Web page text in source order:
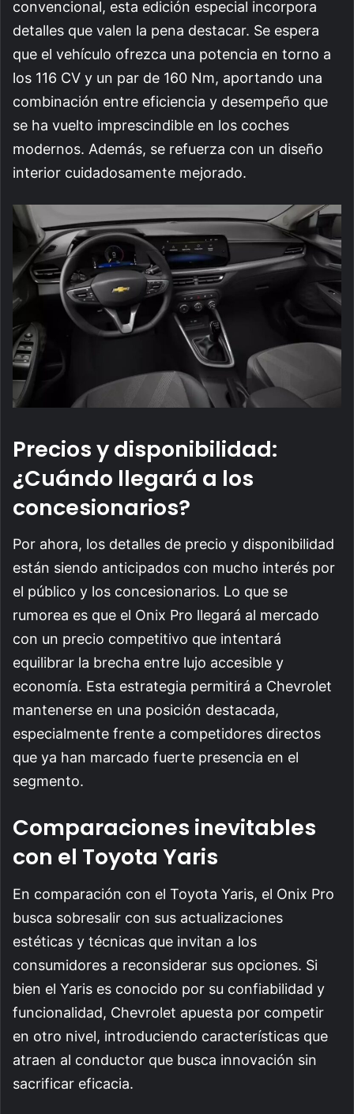
convencional, esta edición especial incorpora
detalles que valen la pena destacar. Se espera
que el vehículo ofrezca una potencia en torno a
los 116 CV y un par de 160 Nm, aportando una
combinación entre eficiencia y desempeño que
se ha vuelto imprescindible en los coches
modernos. Además, se refuerza con un diseño
interior cuidadosamente mejorado.
Precios y disponibilidad:
¿Cuándo llegará a los
concesionarios?
Por ahora, los detalles de precio y disponibilidad
están siendo anticipados con mucho interés por
el público y los concesionarios. Lo que se
rumorea es que el Onix Pro llegará al mercado
con un precio competitivo que intentará
equilibrar la brecha entre lujo accesible y
economía. Esta estrategia permitirá a Chevrolet
mantenerse en una posición destacada,
especialmente frente a competidores directos
que ya han marcado fuerte presencia en el
segmento.
Comparaciones inevitables
con el Toyota Yaris
En comparación con el Toyota Yaris, el Onix Pro
busca sobresalir con sus actualizaciones
estéticas y técnicas que invitan a los
consumidores a reconsiderar sus opciones. Si
bien el Yaris es conocido por su confiabilidad y
funcionalidad, Chevrolet apuesta por competir
en otro nivel, introduciendo características que
atraen al conductor que busca innovación sin
sacrificar eficacia.